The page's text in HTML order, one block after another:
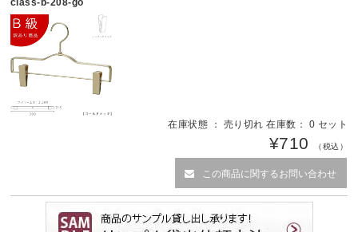
在庫状態 ： 売り切れ 在庫数： 0 セット
¥710 （税込）
この商品に関するお問い合わせ